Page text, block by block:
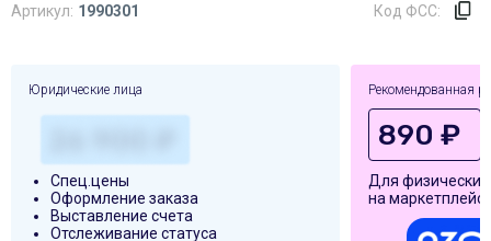
Артикул: 1990301 Код ФСС:
Юридические лица
Спец.цены
Оформление заказа
Выставление счета
Отслеживание статуса
Рекомендованная
890 ₽
Для
на